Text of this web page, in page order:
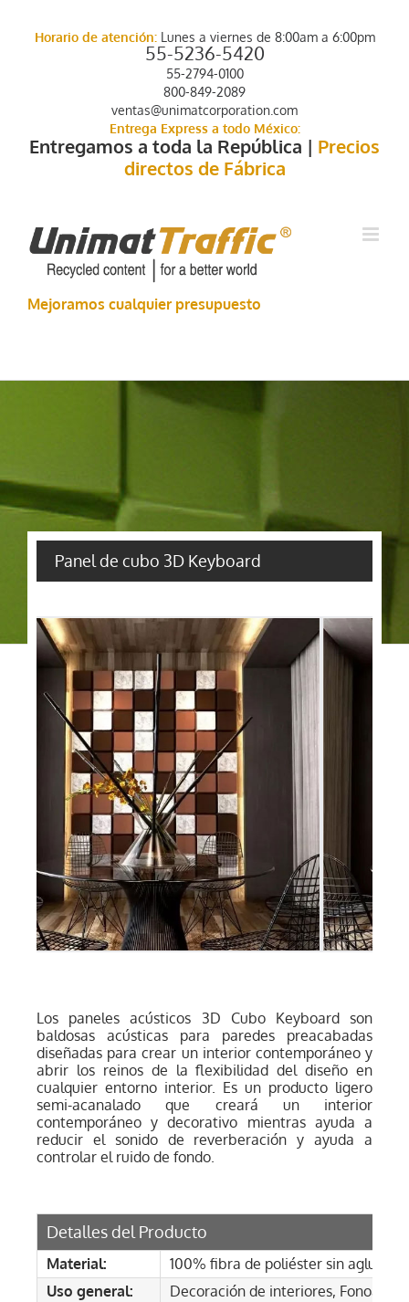
contenidoHorario de atención:Lunes a viernes de 8:00am a 6:00pm
55-5236-5420
55-2794-0100
800-849-2089
ventas@unimatcorporation.com
Entrega Express a todo México:
Entregamos a toda la República | Precios
directos de Fábrica
Mejoramos cualquier presupuesto
Panel de cubo 3D Keyboard
Los paneles acústicos 3D Cubo Keyboard son
baldosas acústicas para paredes preacabadas
diseñadas para crear un interior contemporáneo y
abrir los reinos de la flexibilidad del diseño en
cualquier entorno interior. Es un producto ligero
semi-acanalado que creará un interior
contemporáneo y decorativo mientras ayuda a
reducir el sonido de reverberación y ayuda a
controlar el ruido de fondo.
Detalles del Producto
Material:
100% fibra de poliéster sin
Uso general:
Decoración de interiores,